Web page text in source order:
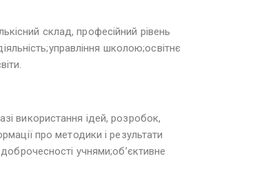
склад, професійний рівень
школою;освітнє
використання ідей, розробок,
про методики і результати
учнями;об’єктивне